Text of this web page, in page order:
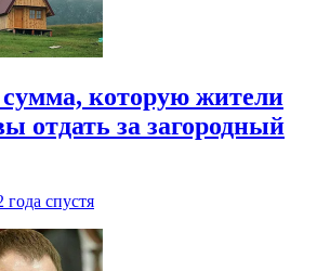
которую жители
отдать за загородный
года спустя